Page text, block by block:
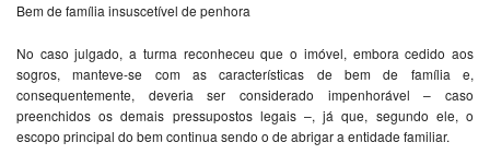
Bem de família insuscetível de penhora
No caso julgado, a turma reconheceu que o imóvel, embora cedido aos
sogros, manteve-se com as características de bem de família e,
consequentemente, deveria ser considerado impenhorável – caso
preenchidos os demais pressupostos legais –, já que, segundo ele, o
escopo principal do bem continua sendo o de abrigar a entidade familiar.